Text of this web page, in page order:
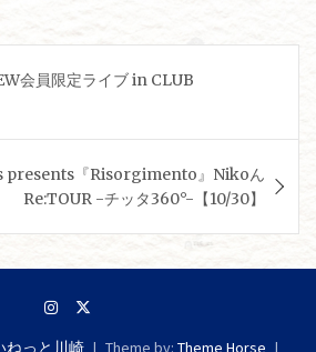
会員限定ライブ in CLUB
presents『Risorgimento』Nikoん
Re:TOUR -チッタ360°-【10/30】
ねっと川崎 Theme by: Theme Horse